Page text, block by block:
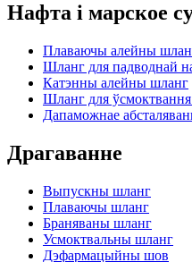
Нафта і марское
Плаваючы алейны
Шланг для падводнай
Катэнны алейны шланг
Шланг для
Дапаможнае
Драгаванне
Выпускны шланг
Плаваючы шланг
Браняваны шланг
Усмоктвальны шланг
Дэфармацыйны шов